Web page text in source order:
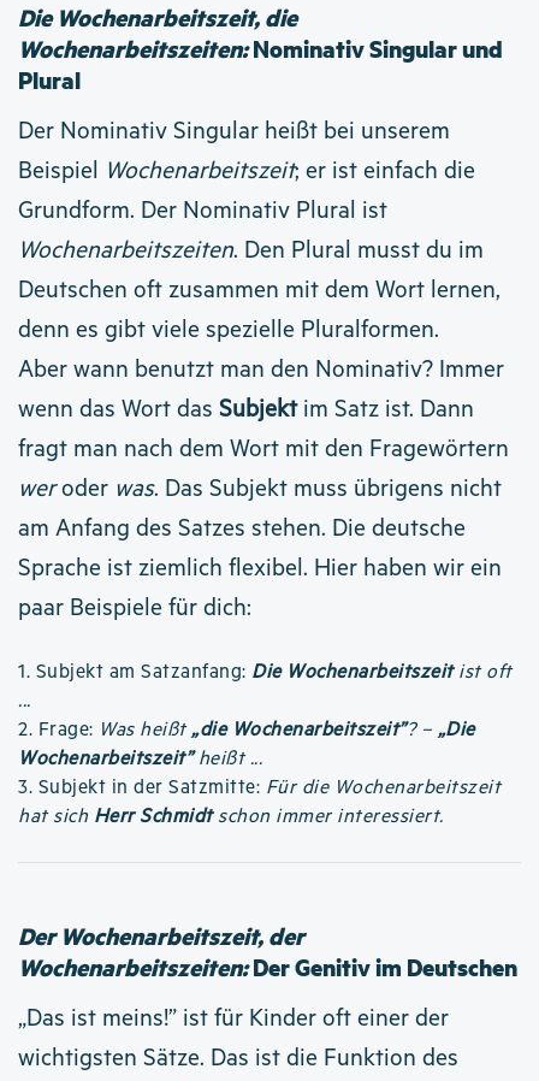
Die Wochenarbeitszeit, die
Wochenarbeitszeiten:Nominativ Singular und
Plural
Der Nominativ Singular heißt bei unserem
Beispiel Wochenarbeitszeit; er ist einfach die
Grundform. Der Nominativ Plural ist
Wochenarbeitszeiten. Den Plural musst du im
Deutschen oft zusammen mit dem Wort lernen,
denn es gibt viele spezielle Pluralformen.
Aber wann benutzt man den Nominativ? Immer
wenn das Wort das Subjektim Satz ist. Dann
fragt man nach dem Wort mit den Fragewörtern
weroder was. Das Subjekt muss übrigens nicht
am Anfang des Satzes stehen. Die deutsche
Sprache ist ziemlich flexibel. Hier haben wir ein
paar Beispiele für dich:
1. Subjekt am Satzanfang: Die Wochenarbeitszeitist oft
...
2. Frage: Was heißt„die Wochenarbeitszeit”? – „Die
Wochenarbeitszeit”heißt ...
3. Subjekt in der Satzmitte: Für die Wochenarbeitszeit
hat sich Herr Schmidtschon immer interessiert.
Der Wochenarbeitszeit, der
Wochenarbeitszeiten:Der Genitiv im Deutschen
„Das ist meins!” ist für Kinder oft einer der
wichtigsten Sätze. Das ist die Funktion des